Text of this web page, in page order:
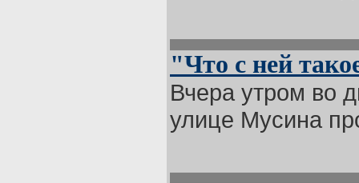
"Что с ней
Вчера утром во
улице Мусина